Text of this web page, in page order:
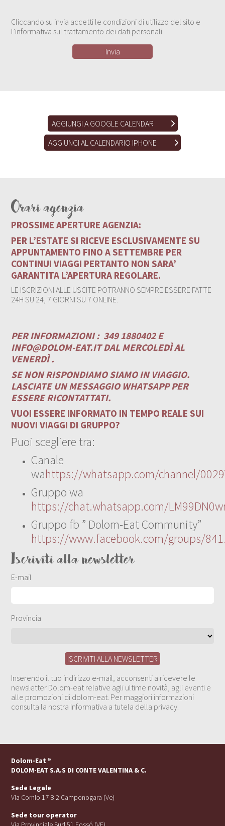
Cliccando su invia accetti le condizioni di utilizzo del sito e
l’informativa sul trattamento dei dati personali.
AGGIUNGI A GOOGLE CALENDAR
AGGIUNGI AL CALENDARIO IPHONE
Orari agenzia
PROSSIME APERTURE AGENZIA:
PER L’ESTATE SI RICEVE ESCLUSIVAMENTE SU
APPUNTAMENTO FINO A SETTEMBRE PER
CONTINUI VIAGGI PERTANTO NON SARA’
GARANTITA L’APERTURA REGOLARE.
LE ISCRIZIONI ALLE USCITE POTRANNO SEMPRE ESSERE FATTE
24H SU 24, 7 GIORNI SU 7 ONLINE.
PER INFORMAZIONI : 349 1880402 E
INFO@DOLOM-EAT.ITDAL MERCOLEDÌ AL
VENERDÌ .
SE NON RISPONDIAMO SIAMO IN VIAGGIO.
LASCIATE UN MESSAGGIO WHATSAPP PER
ESSERE RICONTATTATI.
VUOI ESSERE INFORMATO IN TEMPO REALE SUI
NUOVI VIAGGI DI GRUPPO?
Puoi scegliere tra:
Canale
wahttps://whatsapp.com/channel/
Gruppo wa
https://chat.whatsapp.com/
Gruppo fb ” Dolom-Eat Community”
https://www.facebook.com/groups/
Iscriviti alla newsletter
E-mail
Provincia
Inserendo il tuo indirizzo e-mail, acconsenti a ricevere le
newsletter Dolom-eat relative agli ultime novità, agli eventi e
alle promozioni di dolom-eat. Per maggiori informazioni
consulta la nostra Informativa a tutela della privacy.
Dolom-Eat ®
DOLOM-EAT S.A.S DI CONTE VALENTINA & C.
Sede Legale
Via Cornio 17 B 2 Camponogara (Ve)
Sede tour operator